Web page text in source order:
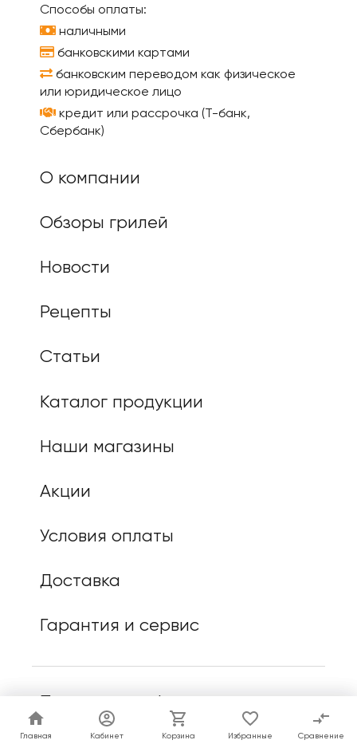
Главная Кабинет Корзина Избранные Сравнение
Главная Кабинет Корзина Избранные Сравнение
Способы оплаты:
наличными
банковскими картами
банковским переводом как физическое
или юридическое лицо
кредит или рассрочка (Т-банк,
Сбербанк)
О компании
Обзоры грилей
Новости
Рецепты
Статьи
Каталог продукции
Наши магазины
Акции
Условия оплаты
Доставка
Гарантия и сервис